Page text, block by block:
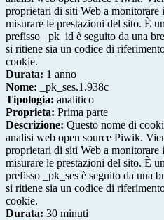
proprietari di siti Web a
misurare le prestazioni del sito. È
prefisso _pk_id è seguito da una
si ritiene sia un codice di
cookie.
Durata: 1 anno
Nome: _pk_ses.1.938c
Tipologia: analitico
Proprieta: Prima parte
Descrizione: Questo nome di
analisi web open source Piwik.
proprietari di siti Web a
misurare le prestazioni del sito. È
prefisso _pk_ses è seguito da una
si ritiene sia un codice di
cookie.
Durata: 30 minuti